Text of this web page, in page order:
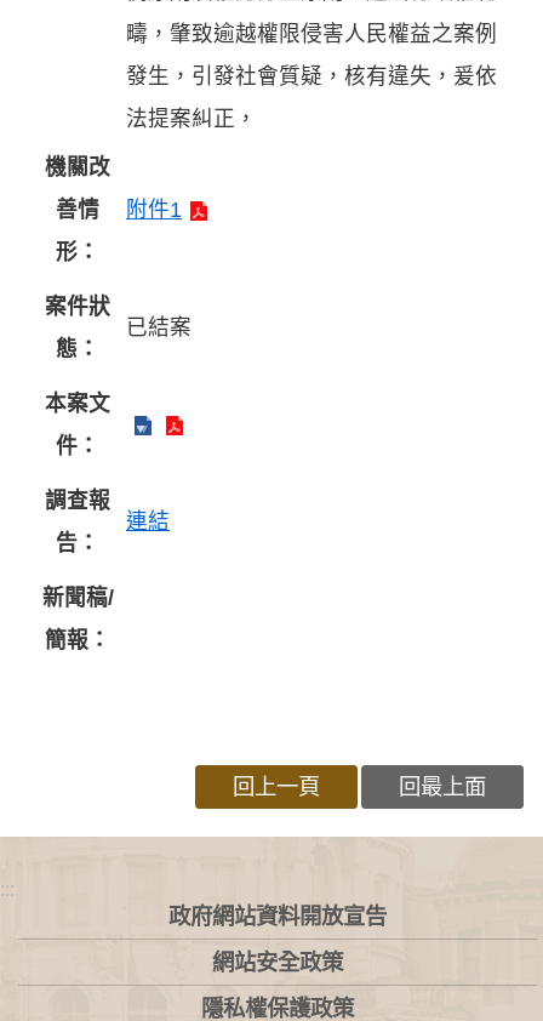
疇，肇致逾越權限侵害人民權益之案例
發生，引發社會質疑，核有違失，爰依
法提案糾正，
機關改
善情
形：
附件1
案件狀
態：
已結案
本案文
件：
調查報
告：
連結
新聞稿/
簡報：
回上一頁 回最上面
:::
政府網站資料開放宣告
網站安全政策
隱私權保護政策